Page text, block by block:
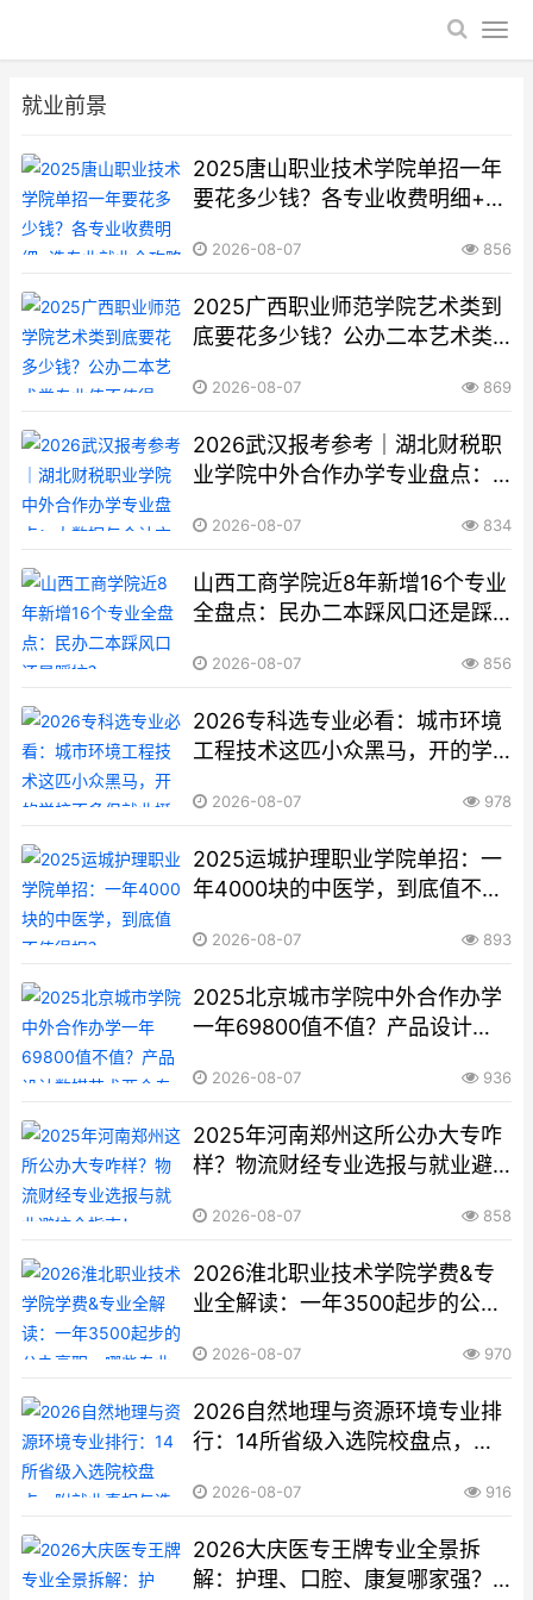
就业前景
2025唐山职业技术学院单招一年
要花多少钱？各专业收费明细+选
2026-08-07 856
2025广西职业师范学院艺术类到
底要花多少钱？公办二本艺术类
定2026-08-07 869
2026武汉报考参考｜湖北财税职
业学院中外合作办学专业盘点：
选？2026-08-07 834
山西工商学院近8年新增16个专业
全盘点：民办二本踩风口还是踩
2026-08-07 856
2026专科选专业必看：城市环境
工程技术这匹小众黑马，开的学
2026-08-07 978
2025运城护理职业学院单招：一
年4000块的中医学，到底值不值
2026-08-07 893
2025北京城市学院中外合作办学
一年69800值不值？产品设计数
解来了
2026-08-07 936
2025年河南郑州这所公办大专咋
样？物流财经专业选报与就业避
2026-08-07 858
2026淮北职业技术学院学费&专
业全解读：一年3500起步的公办
2026-08-07 970
2026自然地理与资源环境专业排
行：14所省级入选院校盘点，附
2026-08-07 916
2026大庆医专王牌专业全景拆
解：护理、口腔、康复哪家强？